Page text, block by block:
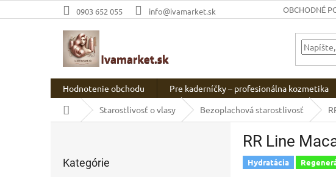
na
0903 652 055 info@ivamarket.sk OBCHODNÉ
Hodnotenie obchodu Pre kaderníčky – profesionálna kozmetika
DomovStarostlivosť o vlasy Bezoplachová starostlivosť
kategórie
Kategórie
RR Line
Hydratácia